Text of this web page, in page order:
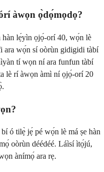
àwọn ọ̀dọ́mọdọ?
hàn lẹ́yìn ọjọ́-orí 40, wọ́n lè
ara wọ́n sí oòrùn gidigidi tàbí
tí wọn ní ara funfun tàbí
lè rí àwọn àmì ní ọjọ́-orí 20
ó tilẹ̀ jẹ́ pé wọ́n lè má ṣe hàn
oòrùn déédéé. Láìsí ìtọ́jú,
ànímọ́ ara rẹ.